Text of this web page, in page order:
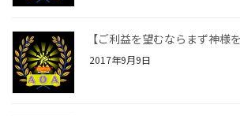
【ご利益を望むならまず神様
2017年9月9日